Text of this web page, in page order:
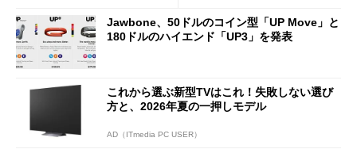
Jawbone、50ドルのコイン型「UP Move」と
180ドルのハイエンド「UP3」を発表
これから選ぶ新型TVはこれ！失敗しない選び
方と、2026年夏の一押しモデル
AD（ITmedia PC USER）